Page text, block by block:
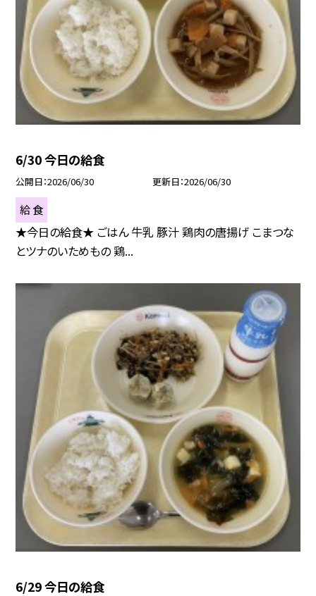
6/30 今日の給食
公開日 2026/06/30 更新日 2026/06/30
給 食
★今日の給食★ ごはん 牛乳 豚汁 鶏肉の唐揚げ こまつな
とツナのいためもの 鶏...
6/29 今日の給食